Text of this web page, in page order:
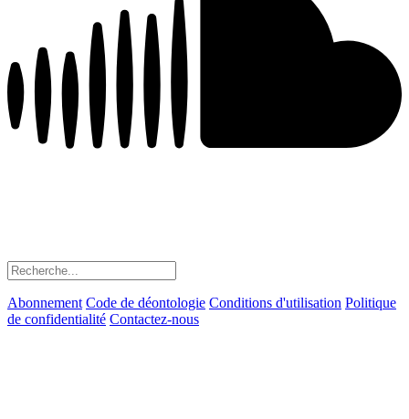
Abonnement Code de déontologie Conditions d'utilisation Politique
de confidentialité Contactez-nous